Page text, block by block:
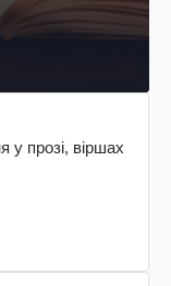
у прозі, віршах